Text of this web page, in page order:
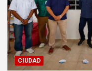
CIUDAD